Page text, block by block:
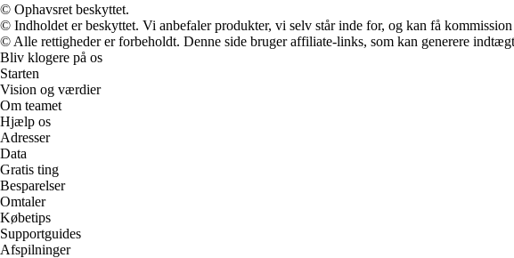
© Ophavsret beskyttet.
© Indholdet er beskyttet. Vi anbefaler produkter, vi selv står inde for, og kan få
© Alle rettigheder er forbeholdt. Denne side bruger affiliate-links, som kan generere
Bliv klogere på os
Starten
Vision og værdier
Om teamet
Hjælp os
Adresser
Data
Gratis ting
Besparelser
Omtaler
Købetips
Supportguides
Afspilninger